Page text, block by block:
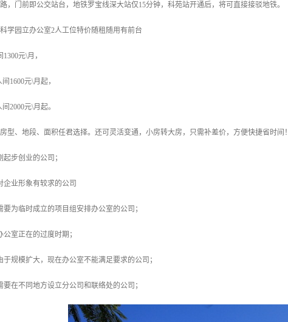
，门前即公交站台，地铁罗宝线深大站仅15分钟，科苑站开通后，将可直接接驳地铁。
学园立办公室2人工位特价随租随用有前台
1300元\月，
间1600元\月起，
间2000元\月起。
型、地段、面积任君选择。还可灵活变通，小房转大房，只需补差价，方便快捷省时间！
起步创业的公司；
企业形象有较求的公司
要为临时成立的项目组安排办公室的公司；
公室正在的过度时期；
于规模扩大，现在办公室不能满足要求的公司；
要在不同地方设立分公司和联络处的公司；